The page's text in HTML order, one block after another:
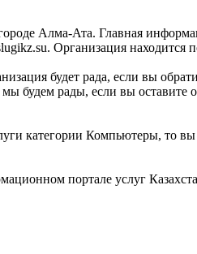
Алма-Ата. Главная
Организация находится
будет рада, если вы
рады, если вы оставите
категории Компьютеры, то
портале услуг